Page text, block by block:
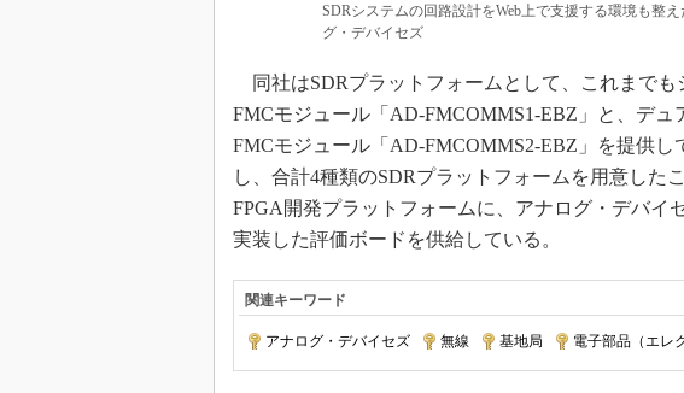
SDRシステムの回路設計をWeb上で支援する環境も整
グ・デバイセズ
同社はSDRプラットフォームとして、これまで
FMCモジュール「AD-FMCOMMS1-EBZ」と、デ
FMCモジュール「AD-FMCOMMS2-EBZ」を提供
し、合計4種類のSDRプラットフォームを用意した
FPGA開発プラットフォームに、アナログ・デバイ
実装した評価ボードを供給している。
関連キーワード
アナログ・デバイセズ 無線 基地局 電子部品（エレ